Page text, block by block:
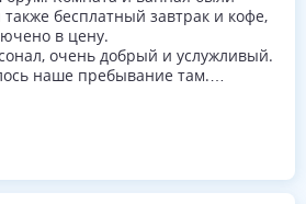
бесплатный завтрак и кофе,
в цену.
очень добрый и услужливый.
наше пребывание там.